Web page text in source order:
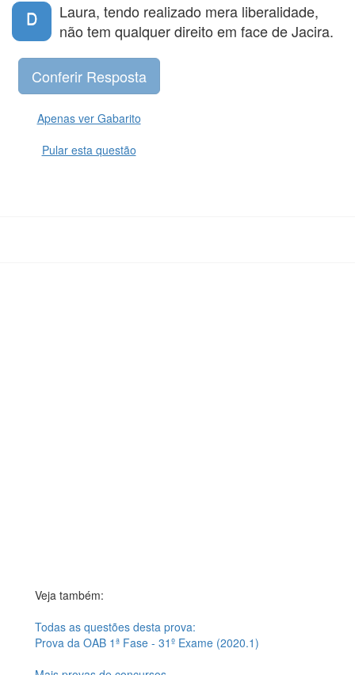
D
Laura, tendo realizado mera liberalidade,
não tem qualquer direito em face de Jacira.
Apenas ver Gabarito
Pular esta questão
Veja também:
Todas as questões desta prova:
Prova da OAB 1ª Fase - 31º Exame (2020.1)